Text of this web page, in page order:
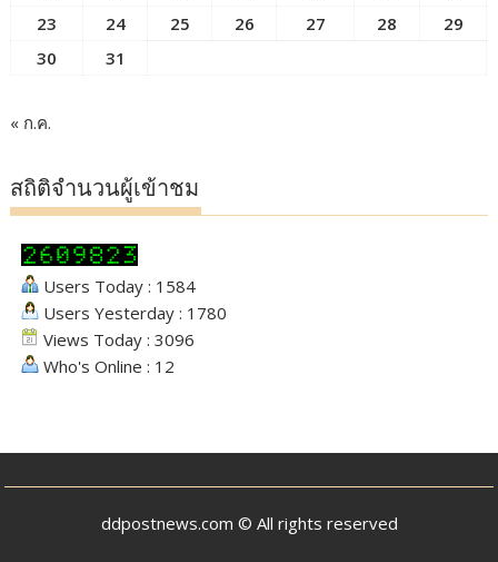
23
24 25 26 27 28
29
30
31
« ก.ค.
สถิติจำนวนผู้เข้าชม
Users Today : 1584
Users Yesterday : 1780
Views Today : 3096
Who's Online : 12
ddpostnews.com © All rights reserved